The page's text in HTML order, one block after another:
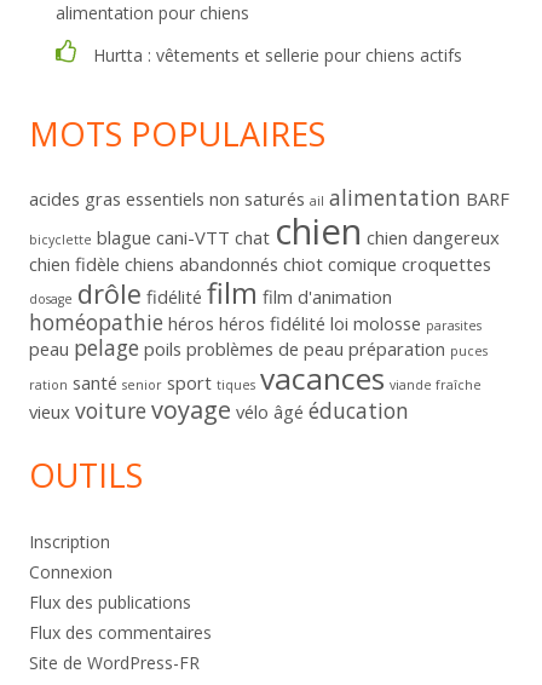
alimentation pour chiens
Hurtta : vêtements et sellerie pour chiens actifs
MOTS POPULAIRES
acides gras essentiels non saturés ail alimentation BARF
bicyclette blague cani-VTT chat chien chien dangereux
chien fidèle chiens abandonnés chiot comique croquettes
dosage drôle fidélité film film d'animation
homéopathie héros héros fidélité loi molosse parasites
peau pelage poils problèmes de peau préparation puces
ration santé senior sport tiques vacances viande fraîche
vieux voiture voyage vélo âgé éducation
OUTILS
Inscription
Connexion
Flux des publications
Flux des commentaires
Site de WordPress-FR